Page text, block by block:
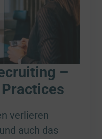
–
verlieren
auch das